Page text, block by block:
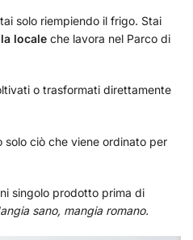
solo riempiendo il frigo. Stai
locale che lavora nel Parco di
o trasformati direttamente
solo ciò che viene ordinato per
singolo prodotto prima di
sano, mangia romano.